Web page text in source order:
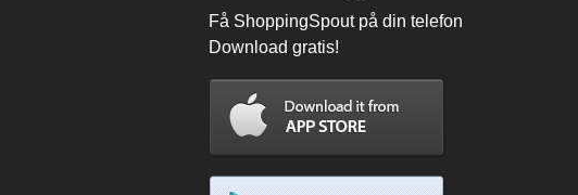
Få ShoppingSpout på din telefon
Download gratis!